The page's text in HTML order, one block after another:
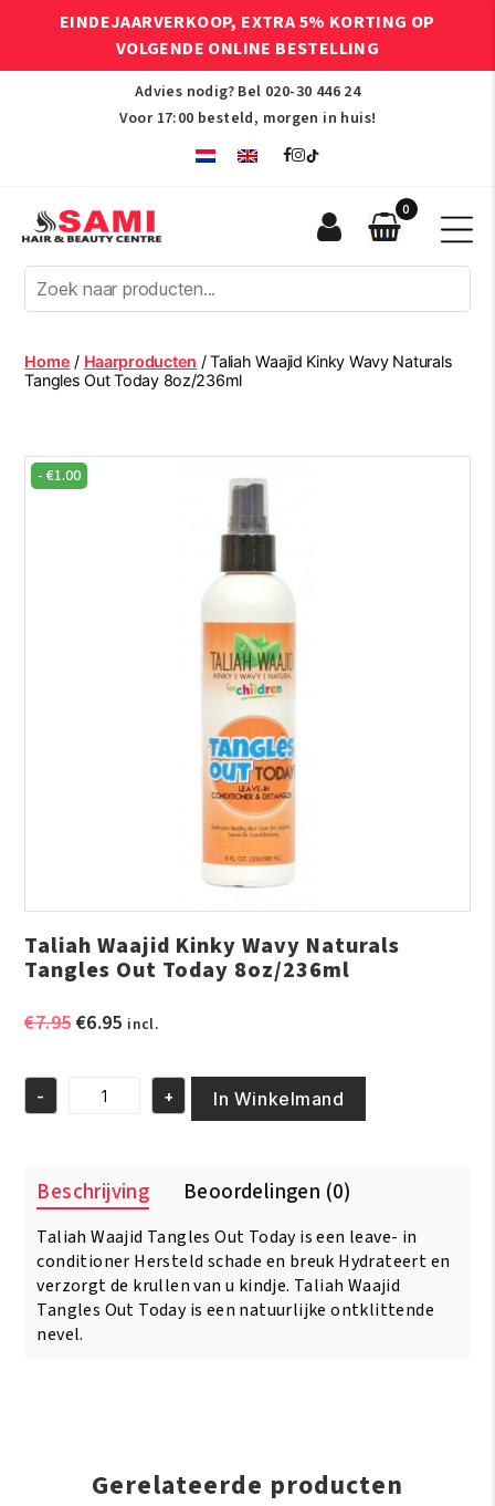
EINDEJAARVERKOOP, EXTRA 5% KORTING OP
VOLGENDE ONLINE BESTELLING
Advies nodig? Bel 020-30 446 24
Voor 17:00 besteld, morgen in huis!
Afro
Hair
Beauty
Centre
0
Home / Haarproducten / Taliah Waajid Kinky Wavy Naturals
Tangles Out Today 8oz/236ml
-€1.00
Taliah Waajid Kinky Wavy Naturals
Tangles Out Today 8oz/236ml
€7.95Oorspronkelijke
€7.95.
€6.95Huidige
€6.95.
incl.
Taliah
Naturals
Tangles
Out
Today
8oz/236ml
aantal
- + In Winkelmand
Beschrijving Beoordelingen (0)
Taliah Waajid Tangles Out Today is een leave- in
conditioner Hersteld schade en breuk Hydrateert en
verzorgt de krullen van u kindje. Taliah Waajid
Tangles Out Today is een natuurlijke ontklittende
nevel.
Gerelateerde producten